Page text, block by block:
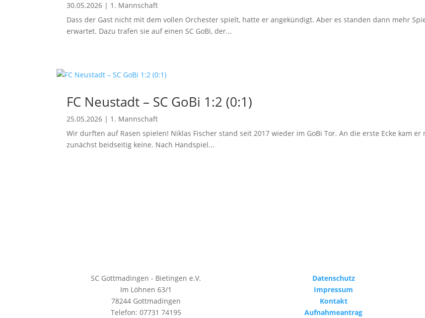
30.05.2026 | 1. Mannschaft
Dass der Gast nicht mit dem vollen Orchester spielt, hatte er angekündigt. Aber es standen dann mehr
erwartet. Dazu trafen sie auf einen SC GoBi, der...
FC Neustadt – SC GoBi 1:2 (0:1)
25.05.2026 | 1. Mannschaft
Wir durften auf Rasen spielen! Niklas Fischer stand seit 2017 wieder im GoBi Tor. An die erste Ecke kam
zunächst beidseitig keine. Nach Handspiel...
SC Gottmadingen - Bietingen e.V.
Im Löhnen 63/1
78244 Gottmadingen
Telefon: 07731 74195
Datenschutz
Impressum
Kontakt
Aufnahmeantrag